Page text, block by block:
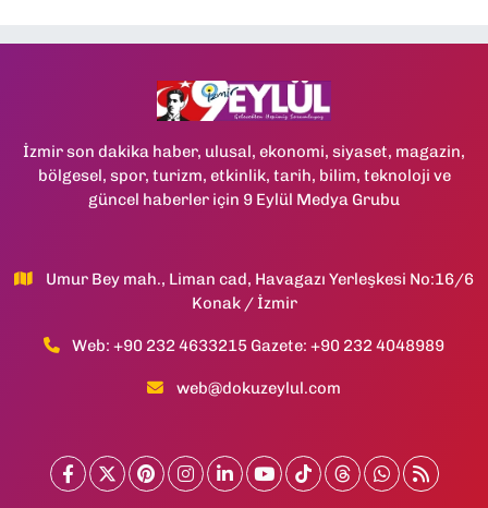
İzmir son dakika haber, ulusal, ekonomi, siyaset, magazin,
bölgesel, spor, turizm, etkinlik, tarih, bilim, teknoloji ve
güncel haberler için 9 Eylül Medya Grubu
Umur Bey mah., Liman cad, Havagazı Yerleşkesi No:16/6
Konak / İzmir
Web: +90 232 4633215 Gazete: +90 232 4048989
web@dokuzeylul.com